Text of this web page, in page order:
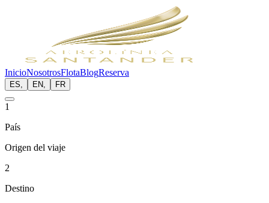
InicioNosotrosFlotaBlogReserva
ES, EN, FR
1
País
Origen del viaje
2
Destino